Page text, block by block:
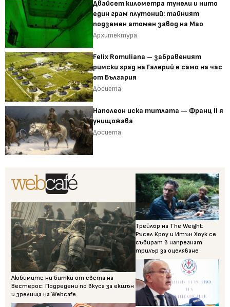
Двайсет километра тунели и нито
един грам плутоний: тайният
подземен атомен завод на Мао
Архитектура
Felix Romuliana – забравеният
римски град на Галерий е само на час
от България
Досиета
Наполеон иска титлата — Франц II я
унищожава
Досиета
Любимите ни битки от света на
Вестерос: Подредени по вкуса за екшън
и зрелища на Webcafe
Трейлър на The Weight:
Ръсел Кроу и Итън Хоук се
събират в напрегнат
трилър за оцеляване